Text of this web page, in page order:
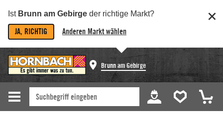
Ist Brunn am Gebirge der richtige Markt?
JA, RICHTIG Anderen Markt wählen
Brunn am Gebirge